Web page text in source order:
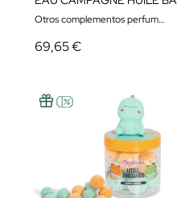
Otros complementos perfumes unisex
69,65 €